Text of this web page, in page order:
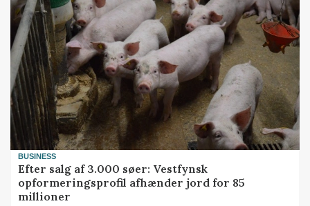
BUSINESS
Efter salg af 3.000 søer: Vestfynsk
opformeringsprofil afhænder jord for 85
millioner